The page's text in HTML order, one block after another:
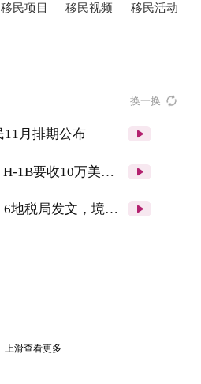
移民项目 移民视频 移民活动
换一换
11月排期公布
1B要收10万美元
6地税局发文，境外
上滑查看更多